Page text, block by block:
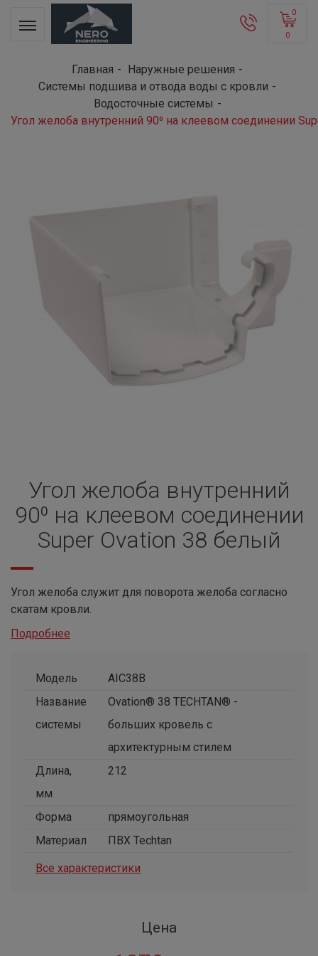
0
0
Главная
Наружные решения
Системы подшива и отвода воды с кровли
Водосточные системы
Угол желоба внутренний 90⁰ на клеевом соединении
Угол желоба внутренний
90⁰ на клеевом соединении
Super Ovation 38 белый
Угол желоба служит для поворота желоба согласно
скатам кровли.
Подробнее
Модель
AIC38B
Название
системы
Ovation® 38 TECHTAN® -
больших кровель с
архитектурным стилем
Длина,
мм
212
Форма
прямоугольная
Материал
ПВХ Techtan
Все характеристики
Цена